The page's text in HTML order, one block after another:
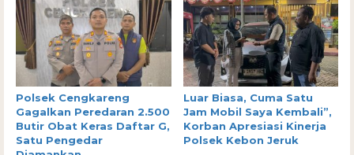
Polsek Cengkareng
Gagalkan Peredaran 2.500
Butir Obat Keras Daftar G,
Satu Pengedar
Luar Biasa, Cuma Satu
Jam Mobil Saya Kembali”,
Korban Apresiasi Kinerja
Polsek Kebon Jeruk